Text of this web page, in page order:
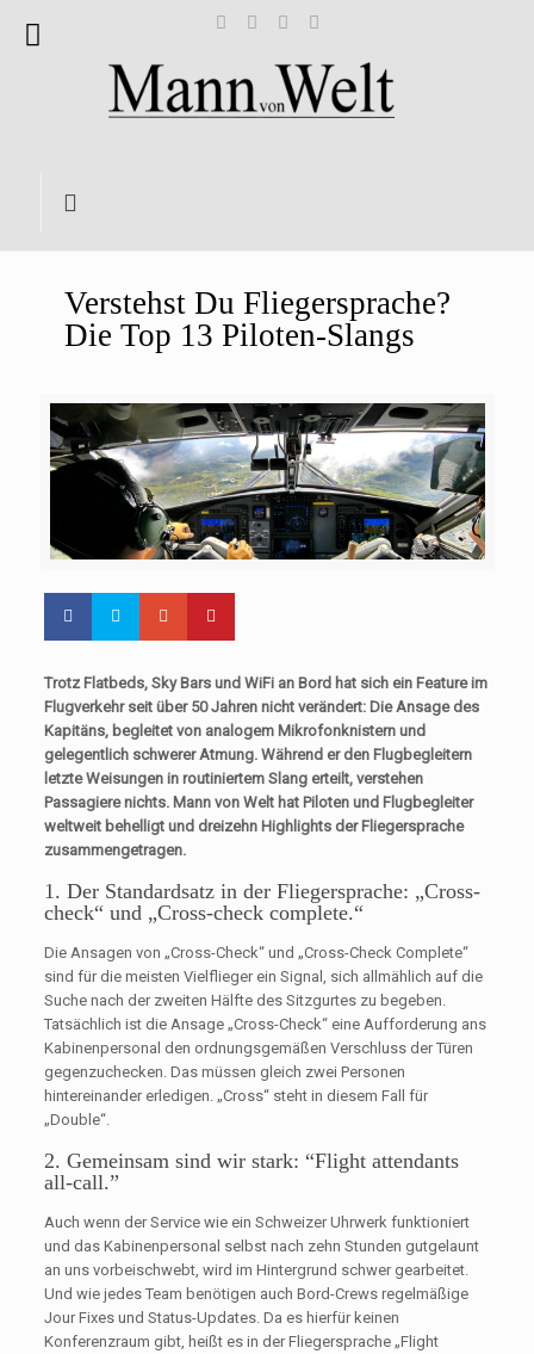
Verstehst Du Fliegersprache?
Die Top 13 Piloten-Slangs
Trotz Flatbeds, Sky Bars und WiFi an Bord hat sich ein Feature im
Flugverkehr seit über 50 Jahren nicht verändert: Die Ansage des
Kapitäns, begleitet von analogem Mikrofonknistern und
gelegentlich schwerer Atmung. Während er den Flugbegleitern
letzte Weisungen in routiniertem Slang erteilt, verstehen
Passagiere nichts. Mann von Welt hat Piloten und Flugbegleiter
weltweit behelligt und dreizehn Highlights der Fliegersprache
zusammengetragen.
1. Der Standardsatz in der Fliegersprache: „Cross-
check“ und „Cross-check complete.“
Die Ansagen von „Cross-Check“ und „Cross-Check Complete“
sind für die meisten Vielflieger ein Signal, sich allmählich auf die
Suche nach der zweiten Hälfte des Sitzgurtes zu begeben.
Tatsächlich ist die Ansage „Cross-Check“ eine Aufforderung ans
Kabinenpersonal den ordnungsgemäßen Verschluss der Türen
gegenzuchecken. Das müssen gleich zwei Personen
hintereinander erledigen. „Cross“ steht in diesem Fall für
„Double“.
2. Gemeinsam sind wir stark: “Flight attendants
all-call.”
Auch wenn der Service wie ein Schweizer Uhrwerk funktioniert
und das Kabinenpersonal selbst nach zehn Stunden gutgelaunt
an uns vorbeischwebt, wird im Hintergrund schwer gearbeitet.
Und wie jedes Team benötigen auch Bord-Crews regelmäßige
Jour Fixes und Status-Updates. Da es hierfür keinen
Konferenzraum gibt, heißt es in der Fliegersprache „Flight